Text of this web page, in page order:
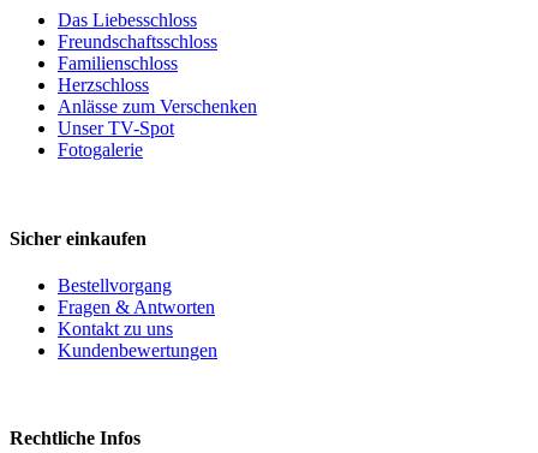
Das Liebesschloss
Freundschaftsschloss
Familienschloss
Herzschloss
Anlässe zum Verschenken
Unser TV-Spot
Fotogalerie
Sicher einkaufen
Bestellvorgang
Fragen & Antworten
Kontakt zu uns
Kundenbewertungen
Rechtliche Infos